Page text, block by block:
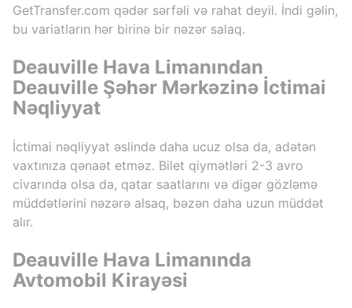
GetTransfer.com qədər sərfəli və rahat deyil. İndi gəlin,
bu variatların hər birinə bir nəzər salaq.
Deauville Hava Limanından
Deauville Şəhər Mərkəzinə İctimai
Nəqliyyat
İctimai nəqliyyat əslində daha ucuz olsa da, adətən
vaxtınıza qənaət etməz. Bilet qiymətləri 2-3 avro
civarında olsa da, qatar saatlarını və digər gözləmə
müddətlərini nəzərə alsaq, bəzən daha uzun müddət
alır.
Deauville Hava Limanında
Avtomobil Kirayəsi